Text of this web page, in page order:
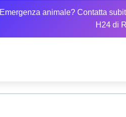
Emergenza animale? Contatta
H24 di